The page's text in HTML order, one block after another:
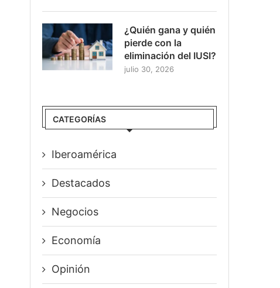
¿Quién gana y quién
pierde con la
eliminación del IUSI?
julio 30, 2026
CATEGORÍAS
Iberoamérica
Destacados
Negocios
Economía
Opinión